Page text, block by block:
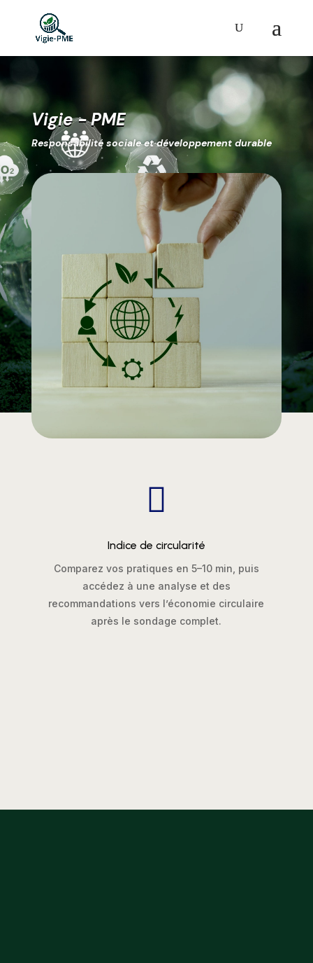
Vigie - PME
Responsabilité sociale et développement durable

Indice de circularité
Comparez vos pratiques en 5–10 min, puis
accédez à une analyse et des
recommandations vers l’économie circulaire
après le sondage complet.